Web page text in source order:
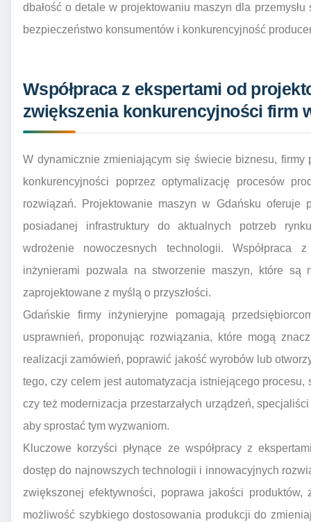
dbałość o detale w projektowaniu maszyn dla
bezpieczeństwo konsumentów i konkurencyjność
Współpraca z ekspertami od
zwiększenia konkurencyjności firm
W dynamicznie zmieniającym się świecie biznesu,
konkurencyjności poprzez optymalizację procesów
rozwiązań. Projektowanie maszyn w Gdańsku oferuje
posiadanej infrastruktury do aktualnych potrzeb
wdrożenie nowoczesnych technologii. Współpraca
inżynierami pozwala na stworzenie maszyn, które
zaprojektowane z myślą o przyszłości.
Gdańskie firmy inżynieryjne pomagają
usprawnień, proponując rozwiązania, które mogą
realizacji zamówień, poprawić jakość wyrobów lub
tego, czy celem jest automatyzacja istniejącego
czy też modernizacja przestarzałych urządzeń,
aby sprostać tym wyzwaniom.
Kluczowe korzyści płynące ze współpracy z
dostęp do najnowszych technologii i innowacyjnych
zwiększonej efektywności, poprawa jakości
możliwość szybkiego dostosowania produkcji do